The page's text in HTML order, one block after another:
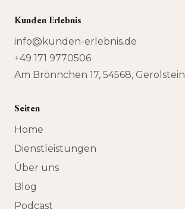
Kunden Erlebnis
info@kunden-erlebnis.de
+49 171 9770506
Am Brönnchen 17, 54568, Gerolstein
Seiten
Home
Dienstleistungen
Über uns
Blog
Podcast